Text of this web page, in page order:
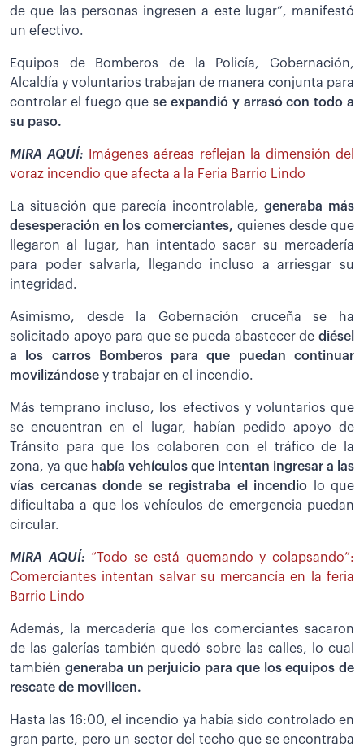
de que las personas ingresen a este lugar”, manifestó
un efectivo.
Equipos de Bomberos de la Policía, Gobernación,
Alcaldía y voluntarios trabajan de manera conjunta para
controlar el fuego quese expandió y arrasó con todo a
su paso.
MIRA AQUÍ:
Imágenes aéreas reflejan la dimensión del
voraz incendio que afecta a la Feria Barrio Lindo
La situación que parecía incontrolable,generaba más
desesperación en los comerciantes, quienes desde que
llegaron al lugar, han intentado sacar su mercadería
para poder salvarla, llegando incluso a arriesgar su
integridad.
Asimismo, desde la Gobernación cruceña se ha
solicitado apoyo para que se pueda abastecer de diésel
a los carros Bomberos para que puedan continuar
movilizándose y trabajar en el incendio.
Más temprano incluso, los efectivos y voluntarios que
se encuentran en el lugar, habían pedido apoyo de
Tránsito para que los colaboren con el tráfico de la
zona, ya que había vehículos que intentan ingresar a las
vías cercanas donde se registraba el incendio
lo que
dificultaba a que los vehículos de emergencia puedan
circular.
MIRA AQUÍ:“Todo se está quemando y colapsando”:
Comerciantes intentan salvar su mercancía en la feria
Barrio Lindo
Además, la mercadería que los comerciantes sacaron
de las galerías también quedó sobre las calles, lo cual
también generaba un perjuicio para que los equipos de
rescate de movilicen.
Hasta las 16:00, el incendio ya había sido controlado en
gran parte, pero un sector del techo que se encontraba